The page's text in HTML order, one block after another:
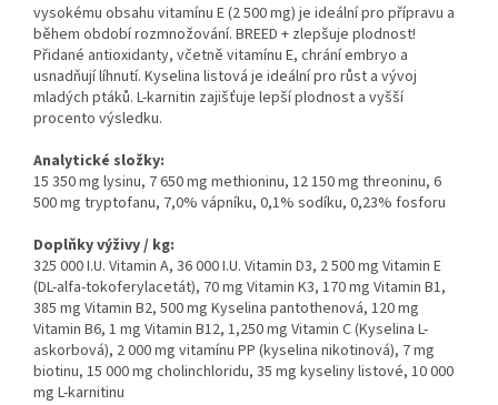
vysokému obsahu vitamínu E (2 500 mg) je ideální pro přípravu a
během období rozmnožování. BREED + zlepšuje plodnost!
Přidané antioxidanty, včetně vitamínu E, chrání embryo a
usnadňují líhnutí. Kyselina listová je ideální pro růst a vývoj
mladých ptáků. L-karnitin zajišťuje lepší plodnost a vyšší
procento výsledku.
Analytické složky:
15 350 mg lysinu, 7 650 mg methioninu, 12 150 mg threoninu, 6
500 mg tryptofanu, 7,0% vápníku, 0,1% sodíku, 0,23% fosforu
Doplňky výživy / kg:
325 000 I.U. Vitamin A, 36 000 I.U. Vitamin D3, 2 500 mg Vitamin E
(DL-alfa-tokoferylacetát), 70 mg Vitamin K3, 170 mg Vitamin B1,
385 mg Vitamin B2, 500 mg Kyselina pantothenová, 120 mg
Vitamin B6, 1 mg Vitamin B12, 1,250 mg Vitamin C (Kyselina L-
askorbová), 2 000 mg vitamínu PP (kyselina nikotinová), 7 mg
biotinu, 15 000 mg cholinchloridu, 35 mg kyseliny listové, 10 000
mg L-karnitinu